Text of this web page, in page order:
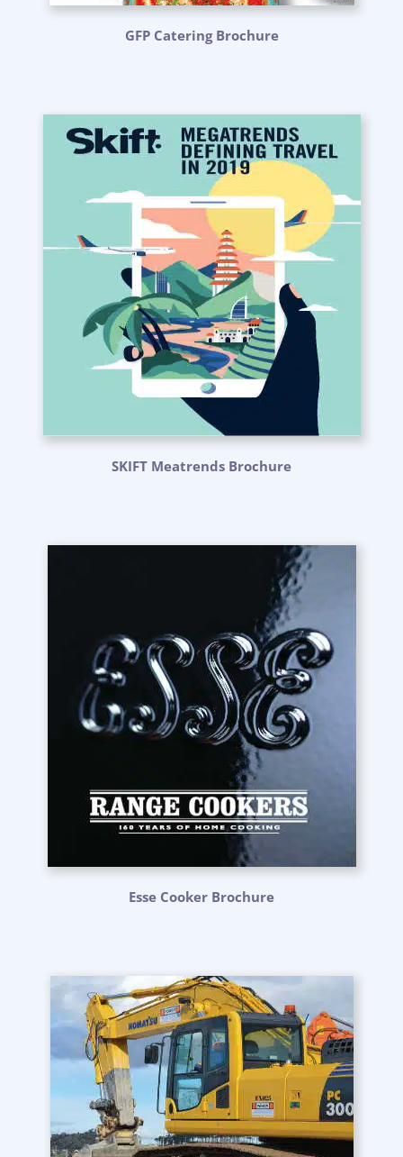
GFP Catering Brochure
SKIFT Meatrends Brochure
Esse Cooker Brochure